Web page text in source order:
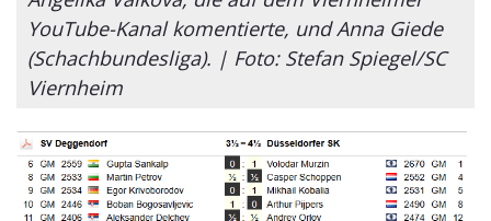
YouTube-Kanal komentierte, und Anna Giede
(Schachbundesliga). | Foto: Stefan Spiegel/SC
Viernheim